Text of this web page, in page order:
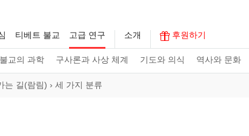
티베트 불교 고급 연구
불교의 과학 구사론과 사상 체계 기도와 의식 역사와 문화
소개 후원하기
는 길(람림) › 세 가지 분류